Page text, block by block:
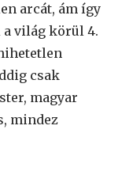
arcát, ám így
világ körül 4.
csak
magyar
mindez